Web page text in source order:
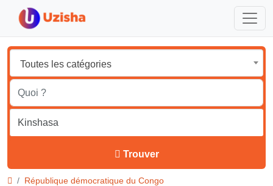
Toutes les catégories
Trouver
République démocratique du Congo